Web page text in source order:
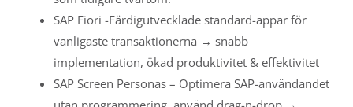
SAP Fiori -Färdigutvecklade standard-appar för
vanligaste transaktionerna → snabb
implementation, ökad produktivitet & effektivitet
SAP Screen Personas – Optimera SAP-användandet